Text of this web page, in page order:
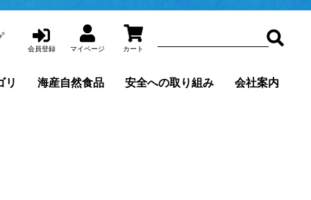
会員登録 マイページ カート
リ 海産自然食品 安全への取り組み 会社案内